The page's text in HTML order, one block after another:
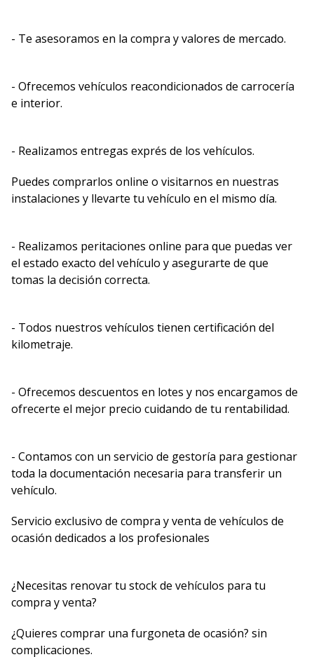
- Te asesoramos en la compra y valores de mercado.
- Ofrecemos vehículos reacondicionados de carrocería
e interior.
- Realizamos entregas exprés de los vehículos.
Puedes comprarlos online o visitarnos en nuestras
instalaciones y llevarte tu vehículo en el mismo día.
- Realizamos peritaciones online para que puedas ver
el estado exacto del vehículo y asegurarte de que
tomas la decisión correcta.
- Todos nuestros vehículos tienen certificación del
kilometraje.
- Ofrecemos descuentos en lotes y nos encargamos de
ofrecerte el mejor precio cuidando de tu rentabilidad.
- Contamos con un servicio de gestoría para gestionar
toda la documentación necesaria para transferir un
vehículo.
Servicio exclusivo de compra y venta de vehículos de
ocasión dedicados a los profesionales
¿Necesitas renovar tu stock de vehículos para tu
compra y venta?
¿Quieres comprar una furgoneta de ocasión? sin
complicaciones.